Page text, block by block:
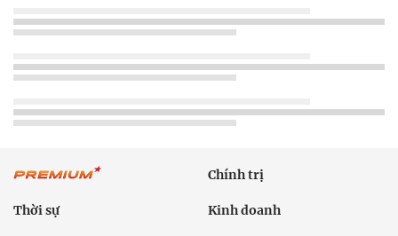
Chính trị
Thời sự Kinh doanh